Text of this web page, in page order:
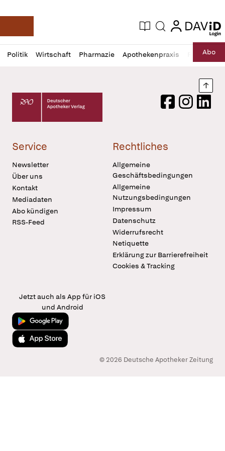
Deutsche Apotheker Zeitung
Aktuelle Ausgabe
Suche login
login
Politik Wirtschaft Pharmazie Apothekenpraxis RechtAbo
Profil
öffnen
Daz
Pur
Deutscher Apotheker Verlag Logo
FacebookInstagram
Service
Newsletter
Über uns
Kontakt
Mediadaten
Abo kündigen
RSS-Feed
Rechtliches
Allgemeine
Geschäftsbedingungen
Allgemeine
Nutzungsbedingungen
Impressum
Datenschutz
Widerrufsrecht
Netiquette
Erklärung zur Barrierefreiheit
Cookies & Tracking
Jetzt auch als App für iOS
und Android
Jetzt bei Google Play
Laden im App Store
© 2026 Deutsche Apotheker Zeitung